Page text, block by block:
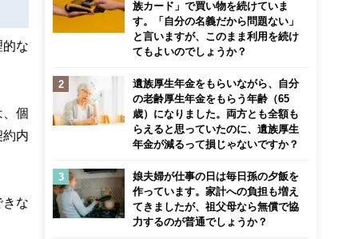
的な
、個
約内
きな
族カード」で買い物を続けていま
す。「自分の名義だから問題ない」
と言いますが、このまま利用を続け
てもよいのでしょうか？
遺族厚生年金をもらいながら、自分
の老齢厚生年金をもらう年齢（65
歳）になりました。両方とも全額も
らえると思っていたのに、遺族厚生
年金が減るって損じゃないですか？
娘夫婦が仕事の日は毎日孫の夕飯を
作っています。家計への負担も増え
てきましたが、祖父母なら無償で協
力するのが普通でしょうか？